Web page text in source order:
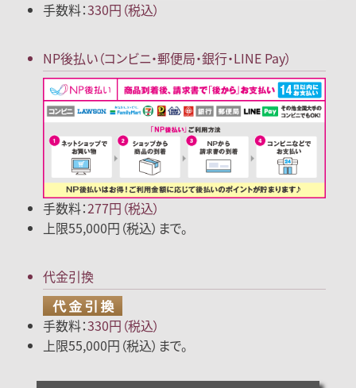
手数料：330円（税込）
NP後払い（コンビニ・郵便局・銀行・LINE Pay）
手数料：277円（税込）
上限55,000円（税込）まで。
代金引換
手数料：330円（税込）
上限55,000円（税込）まで。